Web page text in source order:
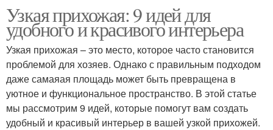
Узкая прихожая: 9 идей для
удобного и красивого интерьера
Узкая прихожая – это место, которое часто становится
проблемой для хозяев. Однако с правильным подходом
даже самаяая площадь может быть превращена в
уютное и функциональное пространство. В этой статье
мы рассмотрим 9 идей, которые помогут вам создать
удобный и красивый интерьер в вашей узкой прихожей.